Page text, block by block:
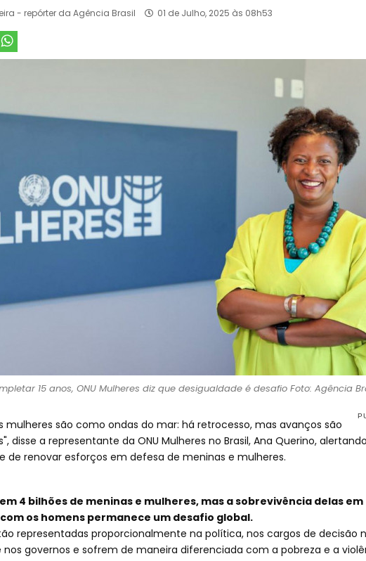
- repórter da Agência Brasil 01 de Julho, 2025 às 08h53
15 anos, ONU Mulheres diz que desigualdade é desafio Foto: Agência
mulheres são como ondas do mar: há retrocesso, mas avanços são
disse a representante da ONU Mulheres no Brasil, Ana Querino,
de renovar esforços em defesa de meninas e mulheres.
4 bilhões de meninas e mulheres, mas a sobrevivência delas em
os homens permanece um desafio global.
representadas proporcionalmente na política, nos cargos de decisão
nos governos e sofrem de maneira diferenciada com a pobreza e a